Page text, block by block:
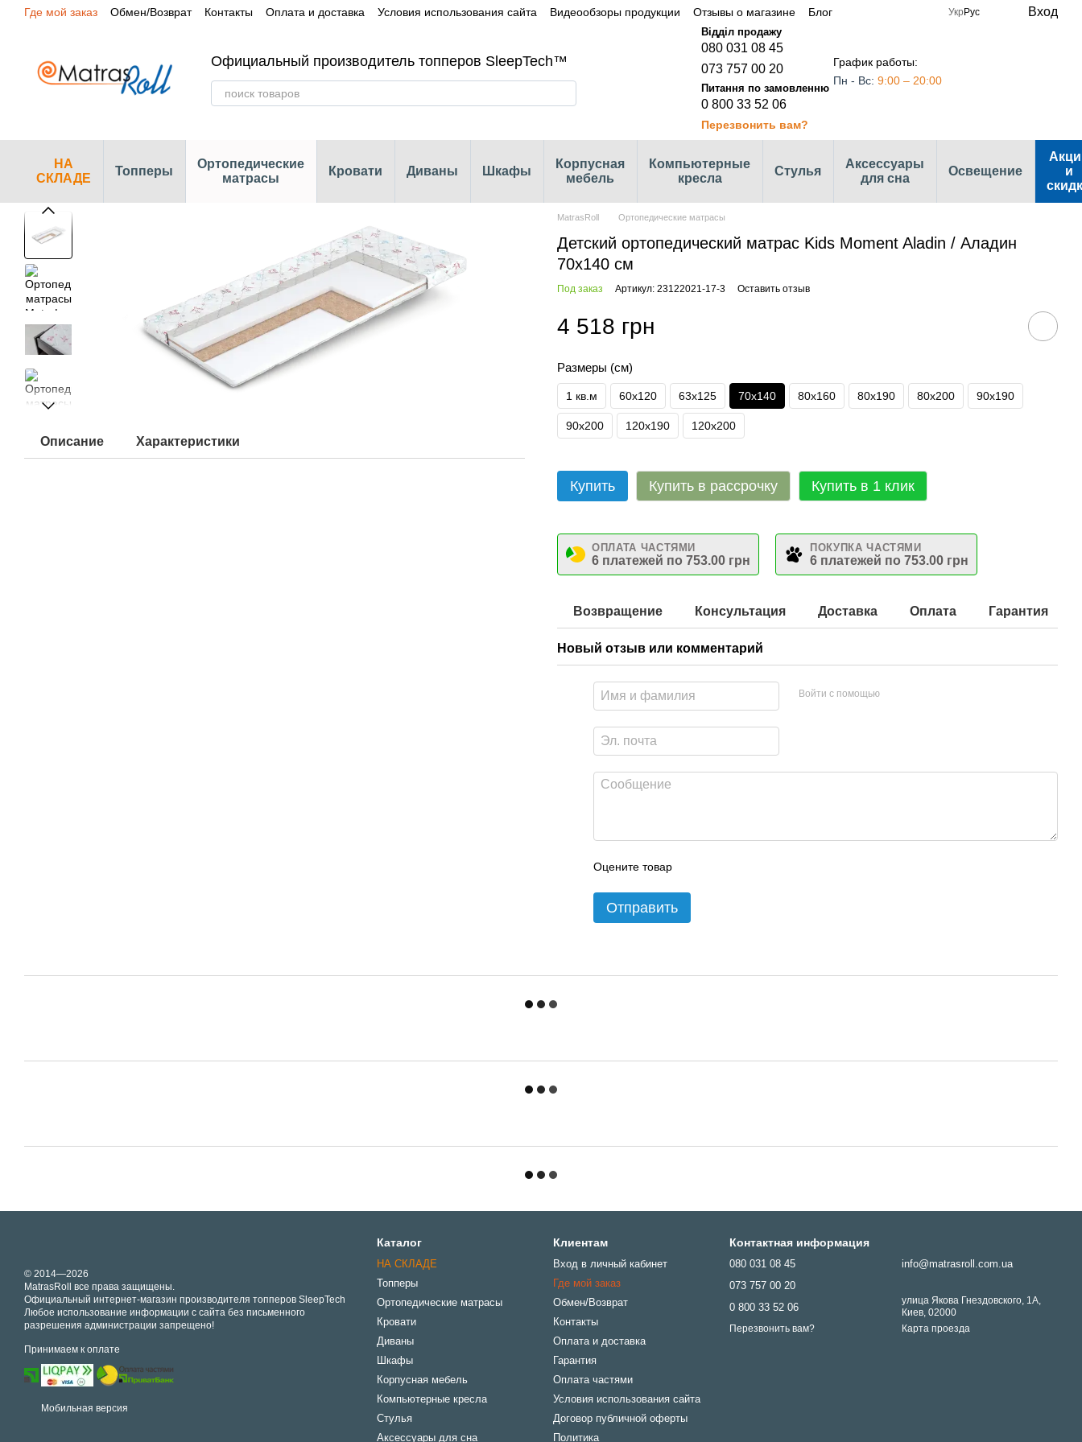
Перейти к основному контенту
Где мой заказ Обмен/Возврат Контакты Оплата и доставка Условия использования сайта Видеообзоры продукции Отзывы о магазине
Блог
Укр Рус Вход
Официальный производитель топперов SleepTech™
080 031 08 45
073 757 00 20
0 800 33 52 06
Перезвонить вам?
График работы:
Пн - Вс: 9:00 – 20:00
НА
СКЛАДЕ
Топперы
Ортопедические
матрасы
Кровати Диваны Шкафы
Корпусная
мебель
Компьютерные
кресла
Стулья
Аксессуары
для сна
Освещение
и
Описание Характеристики
MatrasRoll Ортопедические матрасы
Детский ортопедический матрас Kids Moment Aladin / Аладин
70х140 см
Под заказ Артикул: 23122021-17-3 Оставить отзыв
4 518 грн
Размеры (см)
1 кв.м 60х120 63х125 70х140 80х160 80х190 80х200 90х190
90х200 120х190 120х200
Купить Купить в рассрочку Купить в 1 клик
ОПЛАТА ЧАСТЯМИ
6 платежей по 753.00 грн
ПОКУПКА ЧАСТЯМИ
6 платежей по 753.00 грн
Возвращение Консультация Доставка Оплата Гарантия
Новый отзыв или комментарий
Войти с помощью
Оцените товар
Отправить
© 2014—2026
MatrasRoll все права защищены.
Официальный интернет-магазин производителя топперов SleepTech
Любое использование информации с сайта без письменного
разрешения администрации запрещено!
Принимаем к оплате
Мобильная версия
Каталог
НА СКЛАДЕ
Топперы
Ортопедические матрасы
Кровати
Диваны
Шкафы
Корпусная мебель
Компьютерные кресла
Стулья
Аксессуары для сна
Клиентам
Вход в личный кабинет
Где мой заказ
Обмен/Возврат
Контакты
Оплата и доставка
Гарантия
Оплата частями
Условия использования сайта
Договор публичной оферты
Политика
Контактная информация
080 031 08 45
073 757 00 20
0 800 33 52 06
Перезвонить вам?
info@matrasroll.com.ua
улица Якова Гнездовского, 1А,
Киев, 02000
Карта проезда